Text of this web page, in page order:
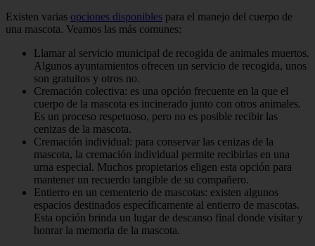
Existen varias opciones disponibles para el manejo del cuerpo de
una mascota. Veamos las más comunes:
Llamar al servicio municipal de recogida de animales muertos.
Algunos ayuntamientos ofrecen un servicio de recogida, unos
son gratuitos y otros no.
Cremación colectiva: es una opción frecuente en la que el
cuerpo de la mascota es incinerado junto con otros animales.
Es un proceso respetuoso, pero no es posible recibir las
cenizas de la mascota.
Cremación individual: para conservar las cenizas de la
mascota, la cremación individual permite recibirlas en una
urna especial. Muchos propietarios eligen esta opción para
mantener un recuerdo tangible de su compañero.
Entierro en un cementerio de mascotas: existen algunos
espacios destinados específicamente al entierro de mascotas.
Esta opción brinda un lugar de descanso final donde visitar y
honrar la memoria de la mascota.